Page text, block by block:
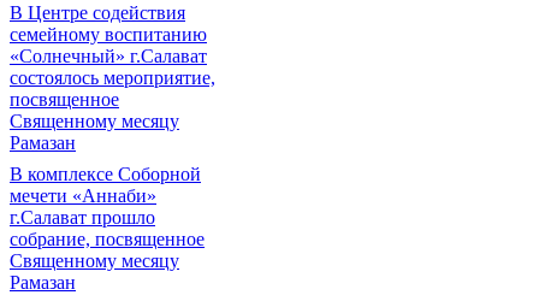
В Центре содействия
семейному воспитанию
«Солнечный» г.Салават
состоялось мероприятие,
посвященное
Священному месяцу
Рамазан
В комплексе Соборной
мечети «Аннаби»
г.Салават прошло
собрание, посвященное
Священному месяцу
Рамазан